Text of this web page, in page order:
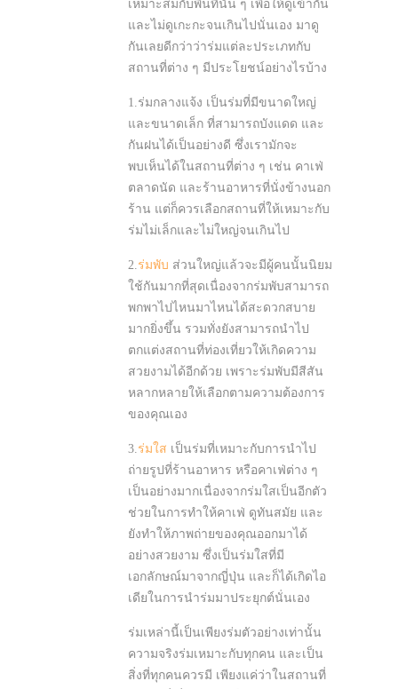
เหมาะสมกับพื้นที่นั้น ๆ เพื่อให้ดูเข้ากัน
และไม่ดูเกะกะจนเกินไปนั่นเอง มาดู
กันเลยดีกว่าว่าร่มแต่ละประเภทกับ
สถานที่ต่าง ๆ มีประโยชน์อย่างไรบ้าง
1.ร่มกลางแจ้ง เป็นร่มที่มีขนาดใหญ่
และขนาดเล็ก ที่สามารถบังแดด และ
กันฝนได้เป็นอย่างดี ซึ่งเรามักจะ
พบเห็นได้ในสถานที่ต่าง ๆ เช่น คาเฟ่
ตลาดนัด และร้านอาหารที่นั่งข้างนอก
ร้าน แต่ก็ควรเลือกสถานที่ให้เหมาะกับ
ร่มไม่เล็กและไม่ใหญ่จนเกินไป
2.ร่มพับ ส่วนใหญ่แล้วจะมีผู้คนนั้นนิยม
ใช้กันมากที่สุดเนื่องจากร่มพับสามารถ
พกพาไปไหนมาไหนได้สะดวกสบาย
มากยิ่งขึ้น รวมทั่งยังสามารถนำไป
ตกแต่งสถานที่ท่องเที่ยวให้เกิดความ
สวยงามได้อีกด้วย เพราะร่มพับมีสีสัน
หลากหลายให้เลือกตามความต้องการ
ของคุณเอง
3.ร่มใส เป็นร่มที่เหมาะกับการนำไป
ถ่ายรูปที่ร้านอาหาร หรือคาเฟ่ต่าง ๆ
เป็นอย่างมากเนื่องจากร่มใสเป็นอีกตัว
ช่วยในการทำให้คาเฟ่ ดูทันสมัย และ
ยังทำให้ภาพถ่ายของคุณออกมาได้
อย่างสวยงาม ซึ่งเป็นร่มใสที่มี
เอกลักษณ์มาจากญี่ปุ่น และก็ได้เกิดไอ
เดียในการนำร่มมาประยุกต์นั่นเอง
ร่มเหล่านี้เป็นเพียงร่มตัวอย่างเท่านั้น
ความจริงร่มเหมาะกับทุกคน และเป็น
สิ่งที่ทุกคนควรมี เพียงแค่ว่าในสถานที่